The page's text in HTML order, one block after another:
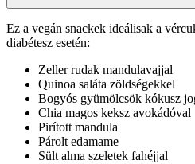
Ez a vegán snackek ideálisak a
diabétesz esetén:
Zeller rudak mandulavajjal
Quinoa saláta zöldségekkel
Bogyós gyümölcsök kókusz
Chia magos keksz avokádóval
Pirított mandula
Párolt edamame
Sült alma szeletek fahéjjal